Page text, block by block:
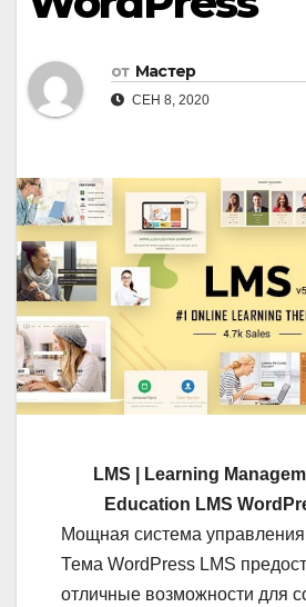
от Мастер
СЕН 8, 2020
LMS | Learning
Education LMS
Мощная система
Тема WordPress LMS
отличные возможности для